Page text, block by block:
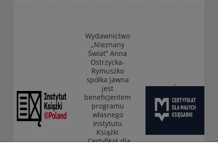
Wydawnictwo
„Nieznany
Świat” Anna
Ostrzycka-
Rymuszko
spółka jawna
jest
beneficjentem
programu
własnego
Instytutu
Książki
„Certyfikat dla